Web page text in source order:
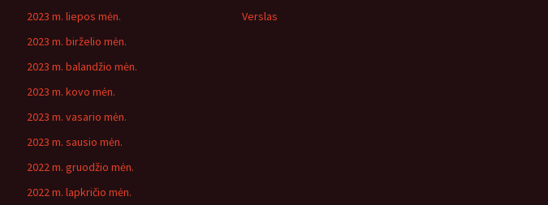
2023 m. liepos mėn.
2023 m. birželio mėn.
2023 m. balandžio mėn.
2023 m. kovo mėn.
2023 m. vasario mėn.
2023 m. sausio mėn.
2022 m. gruodžio mėn.
2022 m. lapkričio mėn.
Verslas